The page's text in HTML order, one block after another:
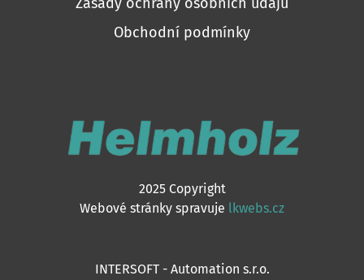
Obchodní podmínky
2025 Copyright
Webové stránky spravuje lkwebs.cz
INTERSOFT - Automation s.r.o.